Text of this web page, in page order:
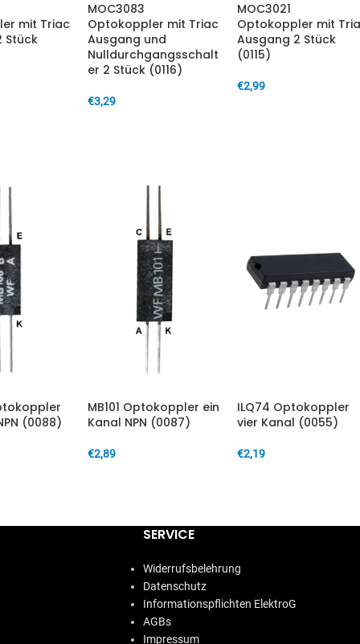
mit Triac
Stück
MOC3083
Optokoppler mit Triac
Ausgang und
Nulldurchgangsschalt
er 2 Stück (0116)
€3,29
MOC3021
Optokoppler mit
Ausgang 2 Stück
(0115)
€2,99
(0088)
MB101 Optokoppler ein
Kanal NPN (0087)
€2,89
ILQ74 Optokoppler
vier Kanal (0055)
€2,19
SERVICE
Widerrufsbelehrung
Datenschutz
Informationspflichten ElektroG
AGBs
Impressum